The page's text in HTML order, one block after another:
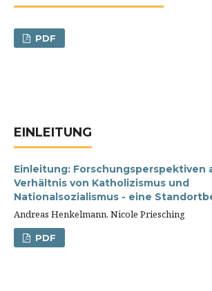
PDF
EINLEITUNG
Einleitung: Forschungsperspektiven
Verhältnis von Katholizismus und
Nationalsozialismus - eine
Andreas Henkelmann, Nicole Priesching
PDF